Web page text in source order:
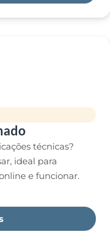
técnicas?
ideal para
e funcionar.